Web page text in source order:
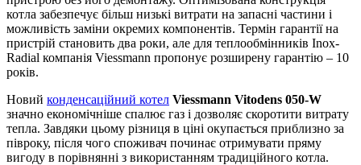
котла забезпечує більш низькі витрати на запасні частини і
можливість заміни окремих компонентів. Термін гарантії на
пристрій становить два роки, але для теплообмінників Inox-
Radial компанія Viessmann пропонує розширену гарантію – 10
років.
Новий конденсаційний котел Viessmann Vitodens 050-W
значно економічніше спалює газ і дозволяє скоротити витрату
тепла. Завдяки цьому різниця в ціні окупається приблизно за
півроку, після чого споживач починає отримувати пряму
вигоду в порівнянні з використанням традиційного котла.